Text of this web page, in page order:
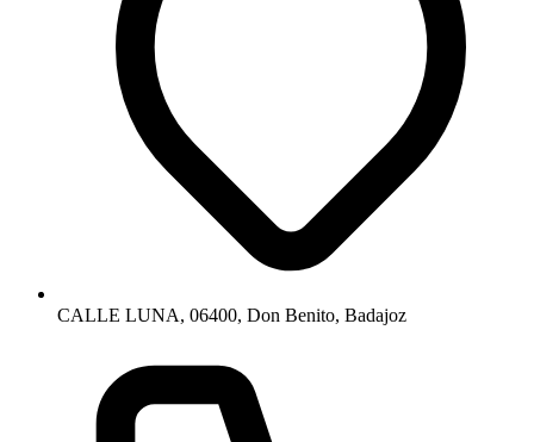
CALLE LUNA, 06400, Don Benito, Badajoz